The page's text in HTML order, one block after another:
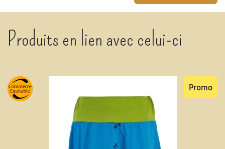
Produits en lien avec celui-ci
Promo